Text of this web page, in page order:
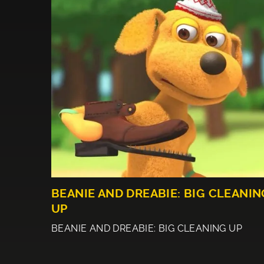
BEANIE AND DREABIE: BIG
UP
BEANIE AND DREABIE: BIG CLEANING UP